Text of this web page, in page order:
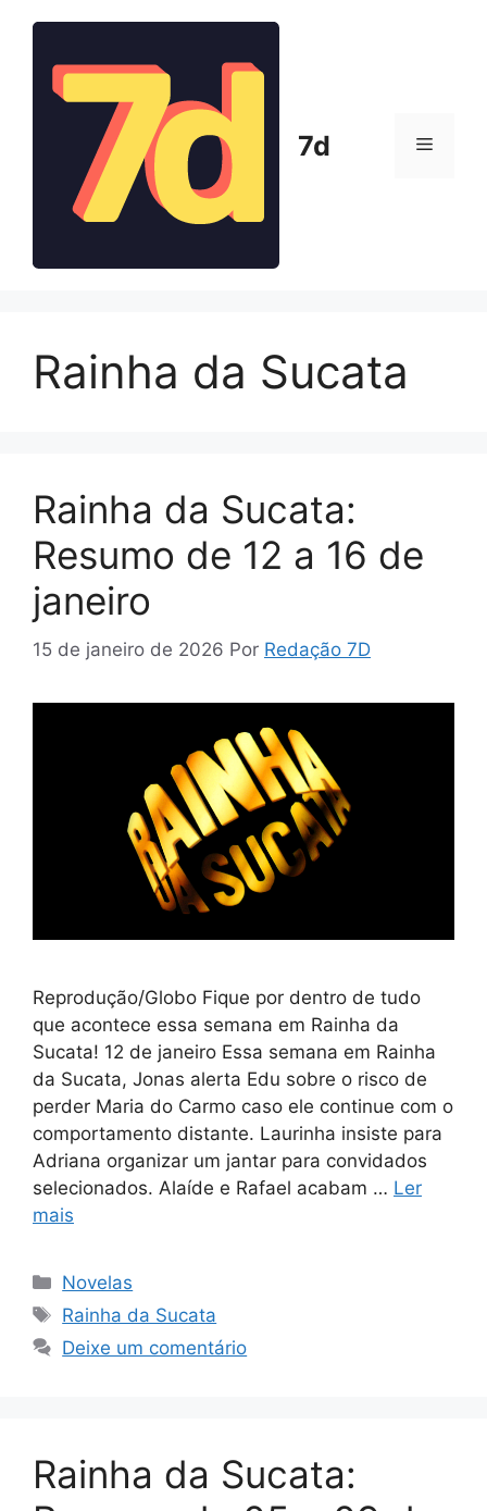
conteúdo
7d Menu
Rainha da Sucata
Rainha da Sucata:
Resumo de 12 a 16 de
janeiro
15 de janeiro de 2026 Por Redação 7D
Reprodução/Globo Fique por dentro de tudo
que acontece essa semana em Rainha da
Sucata! 12 de janeiro Essa semana em Rainha
da Sucata, Jonas alerta Edu sobre o risco de
perder Maria do Carmo caso ele continue com o
comportamento distante. Laurinha insiste para
Adriana organizar um jantar para convidados
selecionados. Alaíde e Rafael acabam … Ler
mais
Categorias
Novelas
Tags
Rainha da Sucata
Deixe um comentário
Rainha da Sucata: